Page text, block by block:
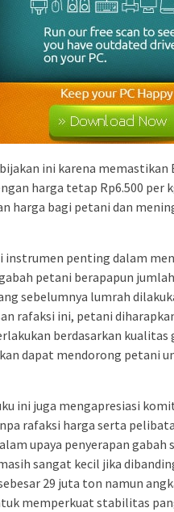
ini karena memastikan
harga tetap Rp6.500 per
harga bagi petani dan
instrumen penting dalam
petani berapapun
sebelumnya lumrah
rafaksi ini, petani
berdasarkan kualitas
dapat mendorong petani
ini juga mengapresiasi
rafaksi harga serta
upaya penyerapan gabah
sangat kecil jika
29 juta ton namun
memperkuat stabilitas